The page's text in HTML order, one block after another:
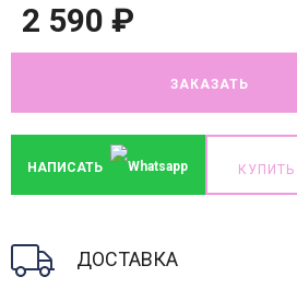
2 590 ₽
ЗАКАЗАТЬ
НАПИСАТЬ
ДОСТАВКА